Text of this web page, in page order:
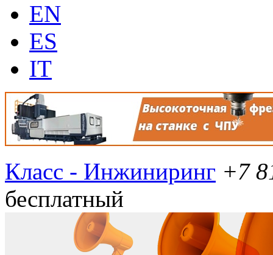
EN
ES
IT
Класс - Инжиниринг +7
бесплатный